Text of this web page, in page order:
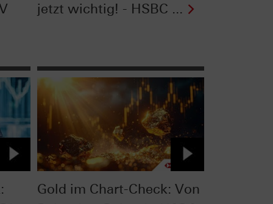
jetzt wichtig! - HSBC ...
Gold im Chart-Check: Von